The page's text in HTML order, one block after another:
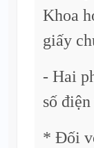
Khoa
giấy
- Hai
số
* Đối